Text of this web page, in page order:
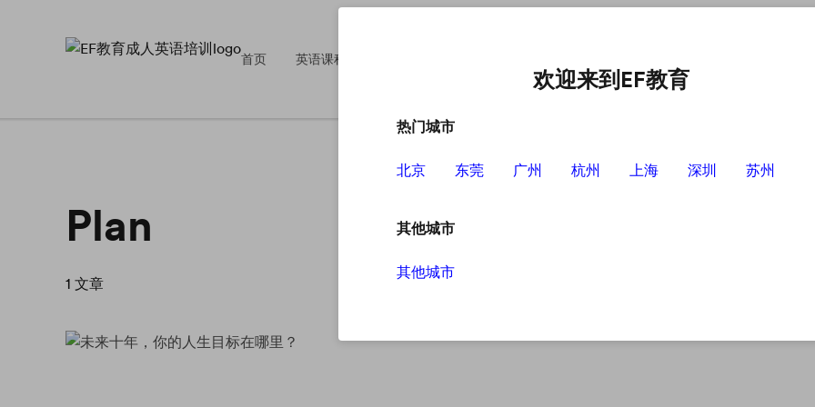
首页 英语课程
Plan
1 文章
欢迎来到EF教育
热门城市
北京 东莞 广州 杭州 上海 深圳 苏州
其他城市
其他城市